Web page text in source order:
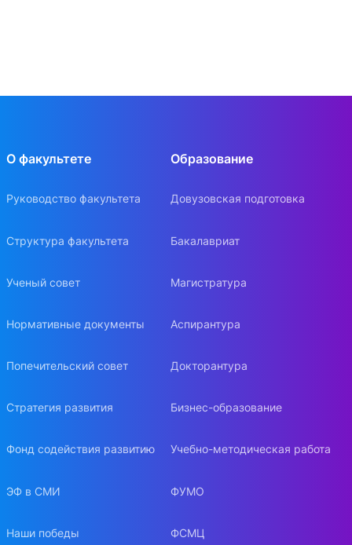
О факультете
Руководство факультета
Структура факультета
Ученый совет
Нормативные документы
Попечительский совет
Стратегия развития
Фонд содействия развитию
ЭФ в СМИ
Наши победы
Образование
Довузовская подготовка
Бакалавриат
Магистратура
Аспирантура
Докторантура
Бизнес-образование
Учебно-методическая работа
ФУМО
ФСМЦ